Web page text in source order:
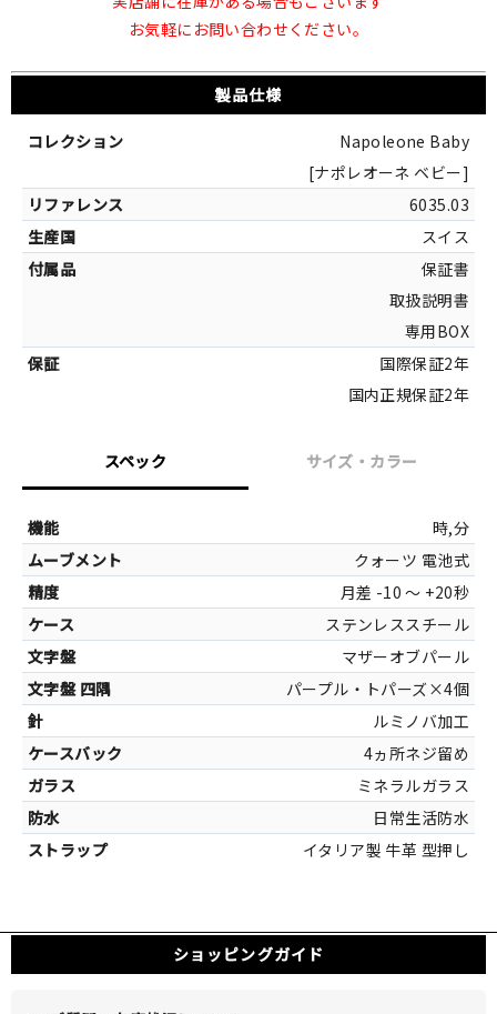
お気軽にお問い合わせください。
製品仕様
Napoleone Baby
[ナポレオーネ ベビー]
6035.03
スイス
保証書
取扱説明書
専用BOX
国際保証2年
国内正規保証2年
スペック
時,分
クォーツ 電池式
月差 -10 ～ +20秒
ステンレススチール
マザーオブパール
パープル・トパーズ×4個
ルミノバ加工
4ヵ所ネジ留め
ミネラルガラス
日常生活防水
イタリア製 牛革 型押し
サイズ・カラー
カラー
シルバー[ステ
ホワイト[マ
ショッピングガイド